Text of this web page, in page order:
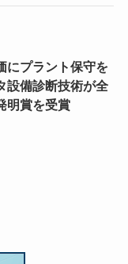
にプラント保守を
設備診断技術が全
明賞を受賞